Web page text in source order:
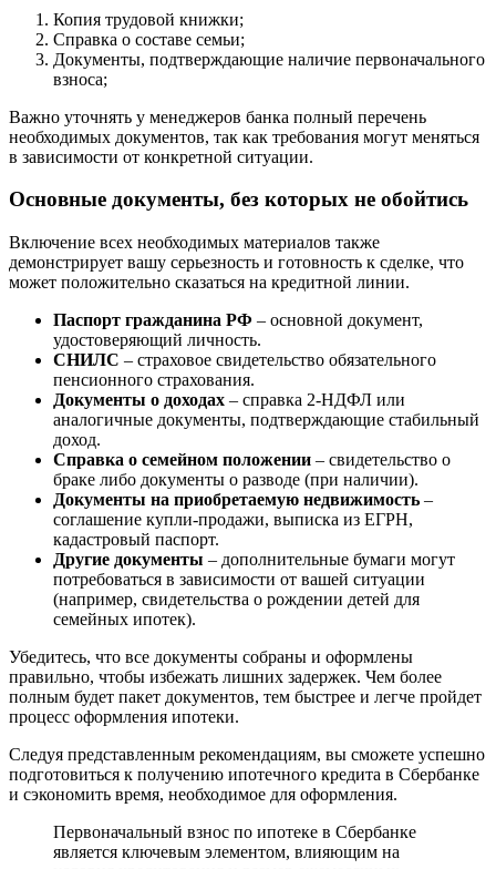
Копия трудовой книжки;
Справка о составе семьи;
Документы, подтверждающие наличие первоначального
взноса;
Важно уточнять у менеджеров банка полный перечень
необходимых документов, так как требования могут меняться
в зависимости от конкретной ситуации.
Основные документы, без которых не обойтись
Включение всех необходимых материалов также
демонстрирует вашу серьезность и готовность к сделке, что
может положительно сказаться на кредитной линии.
Паспорт гражданина РФ – основной документ,
удостоверяющий личность.
СНИЛС – страховое свидетельство обязательного
пенсионного страхования.
Документы о доходах – справка 2-НДФЛ или
аналогичные документы, подтверждающие стабильный
доход.
Справка о семейном положении – свидетельство о
браке либо документы о разводе (при наличии).
Документы на приобретаемую недвижимость –
соглашение купли-продажи, выписка из ЕГРН,
кадастровый паспорт.
Другие документы – дополнительные бумаги могут
потребоваться в зависимости от вашей ситуации
(например, свидетельства о рождении детей для
семейных ипотек).
Убедитесь, что все документы собраны и оформлены
правильно, чтобы избежать лишних задержек. Чем более
полным будет пакет документов, тем быстрее и легче пройдет
процесс оформления ипотеки.
Следуя представленным рекомендациям, вы сможете успешно
подготовиться к получению ипотечного кредита в Сбербанке
и сэкономить время, необходимое для оформления.
Первоначальный взнос по ипотеке в Сбербанке
является ключевым элементом, влияющим на